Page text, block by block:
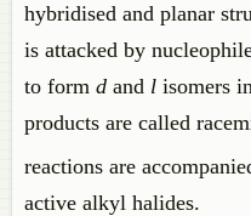
hybridised and planar
is attacked by
to form d and l isomers
products are called
reactions are
active alkyl halides.